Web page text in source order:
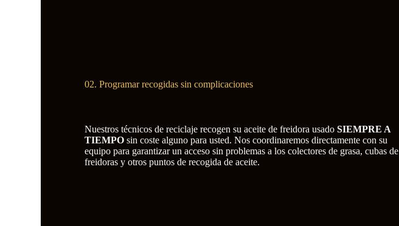
02. Programar recogidas sin complicaciones
Nuestros técnicos de reciclaje recogen su aceite de freidora usadoSIEMPRE A
TIEMPO sin coste alguno para usted. Nos coordinaremos directamente con su
equipo para garantizar un acceso sin problemas a los colectores de grasa, cubas de
freidoras y otros puntos de recogida de aceite.